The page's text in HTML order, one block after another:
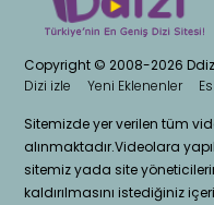
Copyright © 2008-2026
Dizi izle
Yeni Eklenenler
Sitemizde yer verilen tüm
alınmaktadır.Videolara
sitemiz yada site
kaldırılmasını istediğiniz